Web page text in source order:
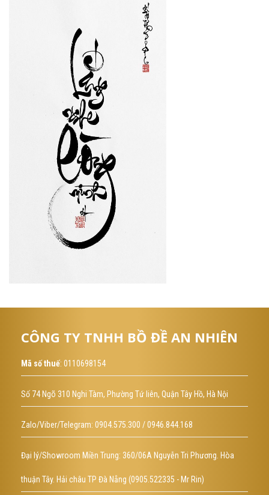
CÔNG TY TNHH BỒ ĐỀ AN NHIÊN
Mã số thuế: 0110698154
Số 74 Ngõ 310 Nghi Tàm, Phường Tứ liên, Quận Tây Hồ, Hà Nội
Zalo/Viber/Telegram: 0904.575.300 / 0946.844.168
Đại lý/Showroom Miền Trung: 360/06A Nguyễn Tri Phương. Hòa
thuận Tây. Hải châu TP Đà Nẵng (0905.522335 - Mr Rin)